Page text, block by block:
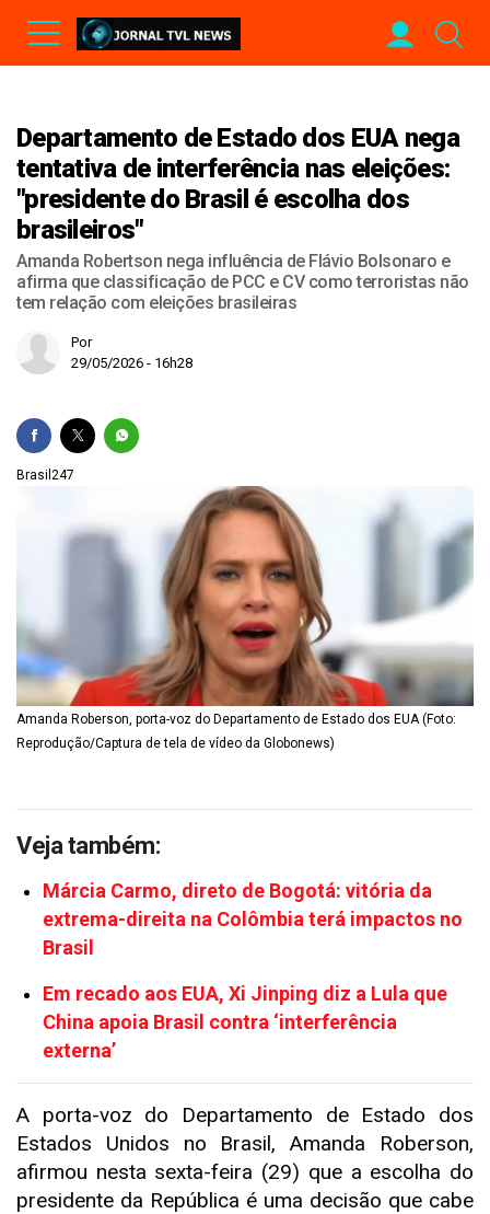
Departamento de Estado dos EUA nega
tentativa de interferência nas eleições:
"presidente do Brasil é escolha dos
brasileiros"
Amanda Robertson nega influência de Flávio Bolsonaro e
afirma que classificação de PCC e CV como terroristas não
tem relação com eleições brasileiras
Por
29/05/2026 - 16h28
Brasil247
Amanda Roberson, porta-voz do Departamento de Estado dos EUA (Foto:
Reprodução/Captura de tela de vídeo da Globonews)
Veja também:
Márcia Carmo, direto de Bogotá: vitória da
extrema-direita na Colômbia terá impactos no
Brasil
Em recado aos EUA, Xi Jinping diz a Lula que
China apoia Brasil contra ‘interferência
externa’
A porta-voz do Departamento de Estado dos
Estados Unidos no Brasil, Amanda Roberson,
afirmou nesta sexta-feira (29) que a escolha do
presidente da República é uma decisão que cabe